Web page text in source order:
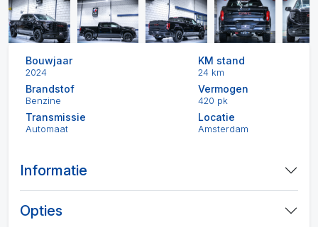
Bouwjaar
2024
KM stand
24 km
Brandstof
Benzine
Vermogen
420 pk
Transmissie
Automaat
Locatie
Amsterdam
Informatie
Opties